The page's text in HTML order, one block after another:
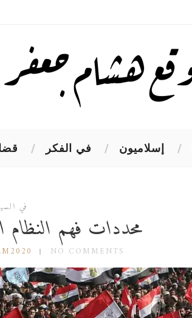
في الفكر إسلاميون
في
محددات فهم النظام
NO COMMENTS